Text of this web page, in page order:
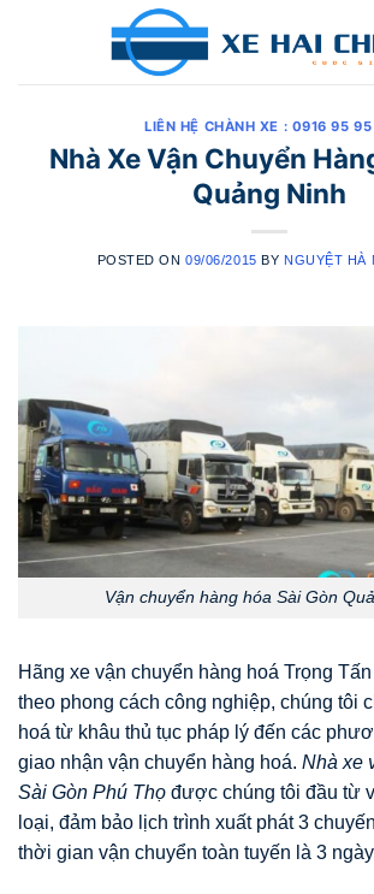
LIÊN HỆ CHÀNH XE : 0916 95
Nhà Xe Vận Chuyển
Quảng Ninh
POSTED ON09/06/2015 BY NGUYỆT HÀ
Vận chuyển hàng hóa Sài Gòn
Hãng xe vận chuyển hàng hoá Trọng
theo phong cách công nghiệp, chúng tôi
hoá từ khâu thủ tục pháp lý đến các
giao nhận vận chuyển hàng hoá. Nhà xe
Sài Gòn Phú Thọ được chúng tôi đầu từ
loại, đảm bảo lịch trình xuất phát 3
thời gian vận chuyển toàn tuyến là 3